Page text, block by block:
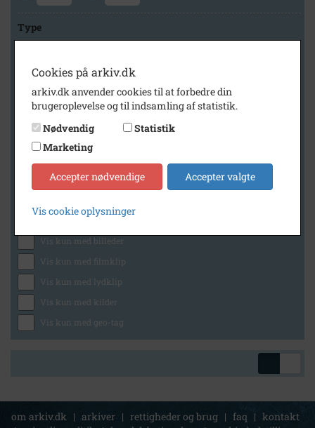
Type
Arkiv
Odsherred Lokalarkiv
Generelt
Vis kun med billeder
Vis kun med filmklip
Vis kun med lydklip
Vis kun med kilder
Vis kun med geo-tag
om arkiv.dk | arkiver | rettigheder og brug | faq | kontakt
Cookies på arkiv.dk
arkiv.dk anvender cookies til at forbedre din
brugeroplevelse og til indsamling af statistik.
Nødvendig
Statistik
Marketing
Accepter nødvendige Accepter valgte
Vis cookie oplysninger